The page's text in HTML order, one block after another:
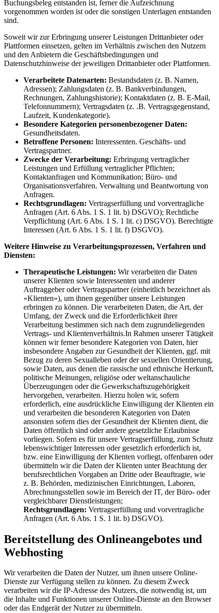
Buchungsbeleg entstanden ist, ferner die Aufzeichnung
vorgenommen worden ist oder die sonstigen Unterlagen entstanden
sind.
Soweit wir zur Erbringung unserer Leistungen Drittanbieter oder
Plattformen einsetzen, gelten im Verhältnis zwischen den Nutzern
und den Anbietern die Geschäftsbedingungen und
Datenschutzhinweise der jeweiligen Drittanbieter oder Plattformen.
Verarbeitete Datenarten: Bestandsdaten (z. B. Namen,
Adressen); Zahlungsdaten (z. B. Bankverbindungen,
Rechnungen, Zahlungshistorie); Kontaktdaten (z. B. E-Mail,
Telefonnummern); Vertragsdaten (z. .B. Vertragsgegenstand,
Laufzeit, Kundenkategorie).
Besondere Kategorien personenbezogener Daten:
Gesundheitsdaten.
Betroffene Personen: Interessenten. Geschäfts- und
Vertragspartner.
Zwecke der Verarbeitung: Erbringung vertraglicher
Leistungen und Erfüllung vertraglicher Pflichten;
Kontaktanfragen und Kommunikation; Büro- und
Organisationsverfahren. Verwaltung und Beantwortung von
Anfragen.
Rechtsgrundlagen: Vertragserfüllung und vorvertragliche
Anfragen (Art. 6 Abs. 1 S. 1 lit. b) DSGVO); Rechtliche
Verpflichtung (Art. 6 Abs. 1 S. 1 lit. c) DSGVO). Berechtigte
Interessen (Art. 6 Abs. 1 S. 1 lit. f) DSGVO).
Weitere Hinweise zu Verarbeitungsprozessen, Verfahren und
Diensten:
Therapeutische Leistungen: Wir verarbeiten die Daten
unserer Klienten sowie Interessenten und anderer
Auftraggeber oder Vertragspartner (einheitlich bezeichnet als
«Klienten»), um ihnen gegenüber unsere Leistungen
erbringen zu können. Die verarbeiteten Daten, die Art, der
Umfang, der Zweck und die Erforderlichkeit ihrer
Verarbeitung bestimmen sich nach dem zugrundeliegenden
Vertrags- und Klientenverhältnis.In Rahmen unserer Tätigkeit
können wir ferner besondere Kategorien von Daten, hier
insbesondere Angaben zur Gesundheit der Klienten, ggf. mit
Bezug zu deren Sexualleben oder der sexuellen Orientierung,
sowie Daten, aus denen die rassische und ethnische Herkunft,
politische Meinungen, religiöse oder weltanschauliche
Überzeugungen oder die Gewerkschaftszugehörigkeit
hervorgehen, verarbeiten. Hierzu holen wir, sofern
erforderlich, eine ausdrückliche Einwilligung der Klienten ein
und verarbeiten die besonderen Kategorien von Daten
ansonsten sofern dies der Gesundheit der Klienten dient, die
Daten öffentlich sind oder andere gesetzliche Erlaubnisse
vorliegen. Sofern es für unsere Vertragserfüllung, zum Schutz
lebenswichtiger Interessen oder gesetzlich erforderlich ist,
bzw. eine Einwilligung der Klienten vorliegt, offenbaren oder
übermitteln wir die Daten der Klienten unter Beachtung der
berufsrechtlichen Vorgaben an Dritte oder Beauftragte, wie
z. B. Behörden, medizinischen Einrichtungen, Laboren,
Abrechnungsstellen sowie im Bereich der IT, der Büro- oder
vergleichbarer Dienstleistungen;
Rechtsgrundlagen: Vertragserfüllung und vorvertragliche
Anfragen (Art. 6 Abs. 1 S. 1 lit. b) DSGVO).
Bereitstellung des Onlineangebotes und
Webhosting
Wir verarbeiten die Daten der Nutzer, um ihnen unsere Online-
Dienste zur Verfügung stellen zu können. Zu diesem Zweck
verarbeiten wir die IP-Adresse des Nutzers, die notwendig ist, um
die Inhalte und Funktionen unserer Online-Dienste an den Browser
oder das Endgerät der Nutzer zu übermitteln.